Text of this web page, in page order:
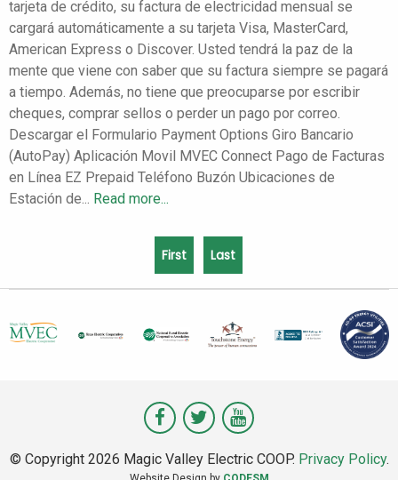
tarjeta de crédito, su factura de electricidad mensual se
cargará automáticamente a su tarjeta Visa, MasterCard,
American Express o Discover. Usted tendrá la paz de la
mente que viene con saber que su factura siempre se pagará
a tiempo. Además, no tiene que preocuparse por escribir
cheques, comprar sellos o perder un pago por correo.
Descargar el Formulario Payment Options Giro Bancario
(AutoPay) Aplicación Movil MVEC Connect Pago de Facturas
en Línea EZ Prepaid Teléfono Buzón Ubicaciones de
Estación de... Read more...
First Last
Visit
Valley
Visit
Valley
Visit
Valley
© Copyright 2026 Magic Valley Electric COOP. Privacy Policy.